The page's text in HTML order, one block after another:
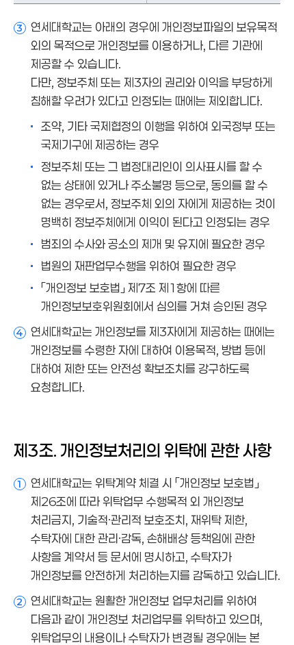
3
연세대학교는 아래의 경우에 개인정보파일의 보유목적
외의 목적으로 개인정보를 이용하거나, 다른 기관에
제공할 수 있습니다.
다만, 정보주체 또는 제3자의 권리와 이익을 부당하게
침해할 우려가 있다고 인정되는 때에는 제외합니다.
조약, 기타 국제협정의 이행을 위하여 외국정부 또는
국제기구에 제공하는 경우
정보주체 또는 그 법정대리인이 의사표시를 할 수
없는 상태에 있거나 주소불명 등으로, 동의를 할 수
없는 경우로서, 정보주체 외의 자에게 제공하는 것이
명백히 정보주체에게 이익이 된다고 인정되는 경우
범죄의 수사와 공소의 제개 및 유지에 필요한 경우
법원의 재판업무수행을 위하여 필요한 경우
「개인정보 보호법」 제7조 제1항에 따른
개인정보보호위원회에서 심의를 거쳐 승인된 경우
4
연세대학교는 개인정보를 제3자에게 제공하는 때에는
개인정보를 수령한 자에 대하여 이용목적, 방법 등에
대하여 제한 또는 안전성 확보조치를 강구하도록
요청합니다.
제3조. 개인정보처리의 위탁에 관한 사항
1
연세대학교는 위탁계약 체결 시 「개인정보 보호법」
제26조에 따라 위탁업무 수행목적 외 개인정보
처리금지, 기술적·관리적 보호조치, 재위탁 제한,
수탁자에 대한 관리·감독, 손해배상 등책임에 관한
사항을 계약서 등 문서에 명시하고, 수탁자가
개인정보를 안전하게 처리하는지를 감독하고 있습니다.
2
연세대학교는 원활한 개인정보 업무처리를 위하여
다음과 같이 개인정보 처리업무를 위탁하고 있으며,
위탁업무의 내용이나 수탁자가 변경될 경우에는 본